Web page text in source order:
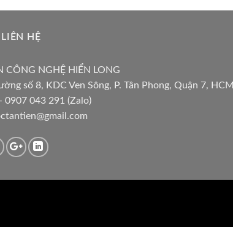
HỆ
CÔNG NGHỆ HIỂN LONG
số 8, KDC Ven Sông, P. Tân Phong, Quận 7, HCM
0907 043 291 (Zalo)